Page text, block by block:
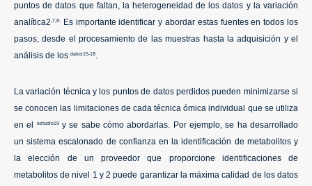
puntos de datos que faltan, la heterogeneidad de los datos y la variación
analítica2,7,8.
Es importante identificar y abordar estas fuentes en todos los
pasos, desde el procesamiento de las muestras hasta la adquisición y el
análisis de los datos15-18.
La variación técnica y los puntos de datos perdidos pueden minimizarse si
se conocen las limitaciones de cada técnica ómica individual que se utiliza
en el
estudio19y se sabe cómo abordarlas. Por ejemplo, se ha desarrollado
un sistema escalonado de confianza en la identificación de metabolitos y
la elección de un proveedor que proporcione identificaciones de
metabolitos de nivel 1 y 2 puede garantizar la máxima calidad de los datos